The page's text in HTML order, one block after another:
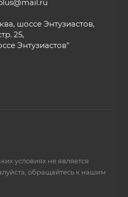
шоссе Энтузиастов,
25,
Энтузиастов"
условиях не является
обращайтесь к нашим